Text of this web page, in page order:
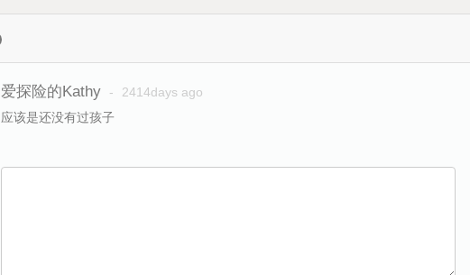
爱探险的Kathy -
2414days ago
应该是还没有过孩子